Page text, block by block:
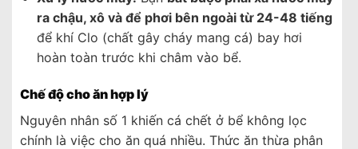
ra chậu, xô và để phơi bên ngoài từ 24-48 tiếng
để khí Clo (chất gây cháy mang cá) bay hơi
hoàn toàn trước khi châm vào bể.
Chế độ cho ăn hợp lý
Nguyên nhân số 1 khiến cá chết ở bể không lọc
chính là việc cho ăn quá nhiều. Thức ăn thừa phân